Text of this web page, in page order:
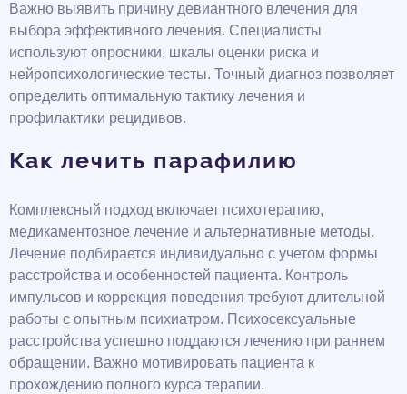
Важно выявить причину девиантного влечения для
выбора эффективного лечения. Специалисты
используют опросники, шкалы оценки риска и
нейропсихологические тесты. Точный диагноз позволяет
определить оптимальную тактику лечения и
профилактики рецидивов.
Как лечить парафилию
Комплексный подход включает психотерапию,
медикаментозное лечение и альтернативные методы.
Лечение подбирается индивидуально с учетом формы
расстройства и особенностей пациента. Контроль
импульсов и коррекция поведения требуют длительной
работы с опытным психиатром. Психосексуальные
расстройства успешно поддаются лечению при раннем
обращении. Важно мотивировать пациента к
прохождению полного курса терапии.